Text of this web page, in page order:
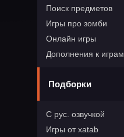
Поиск предметов
Игры про зомби
Онлайн игры
Дополнения к играм
Подборки
С рус. озвучкой
Игры от xatab